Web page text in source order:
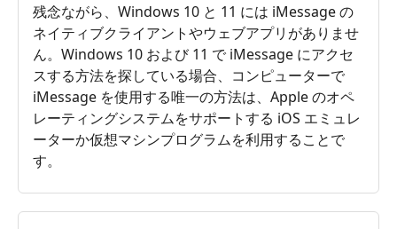
残念ながら、Windows 10 と 11 には iMessage の
ネイティブクライアントやウェブアプリがありませ
ん。Windows 10 および 11 で iMessage にアクセ
スする方法を探している場合、コンピューターで
iMessage を使用する唯一の方法は、Apple のオペ
レーティングシステムをサポートする iOS エミュレ
ーターか仮想マシンプログラムを利用することで
す。